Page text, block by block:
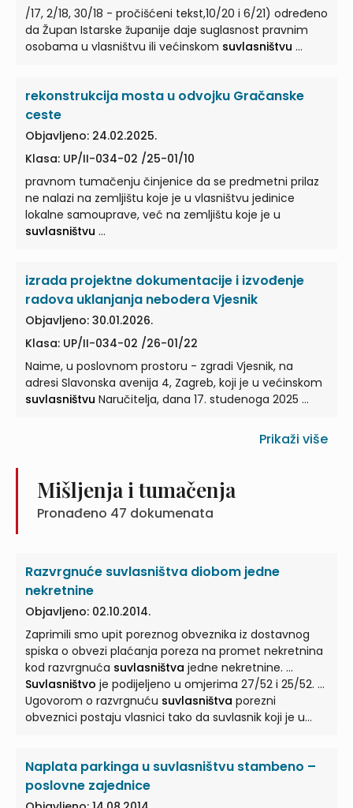
/17, 2/18, 30/18 - pročišćeni tekst,10/20 i 6/21) određeno
da Župan Istarske županije daje suglasnost pravnim
osobama u vlasništvu ili većinskom suvlasništvu ...
rekonstrukcija mosta u odvojku Gračanske
ceste
Objavljeno: 24.02.2025.
Klasa: UP/II-034-02 /25-01/10
pravnom tumačenju činjenice da se predmetni prilaz
ne nalazi na zemljištu koje je u vlasništvu jedinice
lokalne samouprave, već na zemljištu koje je u
suvlasništvu ...
izrada projektne dokumentacije i izvođenje
radova uklanjanja nebodera Vjesnik
Objavljeno: 30.01.2026.
Klasa: UP/II-034-02 /26-01/22
Naime, u poslovnom prostoru - zgradi Vjesnik, na
adresi Slavonska avenija 4, Zagreb, koji je u većinskom
suvlasništvu Naručitelja, dana 17. studenoga 2025 ...
Prikaži više
Mišljenja i tumačenja
Pronađeno 47 dokumenata
Razvrgnuće suvlasništva diobom jedne
nekretnine
Objavljeno: 02.10.2014.
Zaprimili smo upit poreznog obveznika iz dostavnog
spiska o obvezi plaćanja poreza na promet nekretnina
kod razvrgnuća suvlasništva jedne nekretnine. ...
Suvlasništvo je podijeljeno u omjerima 27/52 i 25/52. ...
Ugovorom o razvrgnuću suvlasništva porezni
obveznici postaju vlasnici tako da suvlasnik koji je u
m2, dok suvlasnik koji je usuvlasništvu imao omjer
suvlasništva25/52, postaje vlasnikom katastarske
čestice 234 ... su opća oslobođenja od plaćanja poreza
Naplata parkinga u suvlasništvu stambeno –
poslovne zajednice